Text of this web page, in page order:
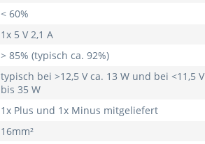
< 60%
1x 5 V 2,1 A
> 85% (typisch ca. 92%)
typisch bei >12,5 V ca. 13 W und bei <11,5 V
bis 35 W
1x Plus und 1x Minus mitgeliefert
16mm²